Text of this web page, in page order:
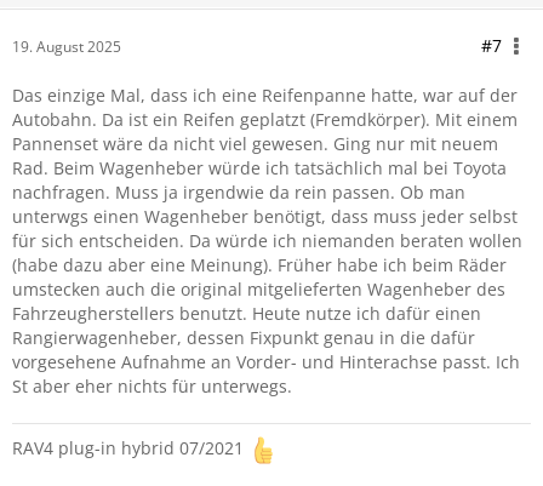
19. August 2025 #7
Das einzige Mal, dass ich eine Reifenpanne hatte, war auf der
Autobahn. Da ist ein Reifen geplatzt (Fremdkörper). Mit einem
Pannenset wäre da nicht viel gewesen. Ging nur mit neuem
Rad. Beim Wagenheber würde ich tatsächlich mal bei Toyota
nachfragen. Muss ja irgendwie da rein passen. Ob man
unterwgs einen Wagenheber benötigt, dass muss jeder selbst
für sich entscheiden. Da würde ich niemanden beraten wollen
(habe dazu aber eine Meinung). Früher habe ich beim Räder
umstecken auch die original mitgelieferten Wagenheber des
Fahrzeugherstellers benutzt. Heute nutze ich dafür einen
Rangierwagenheber, dessen Fixpunkt genau in die dafür
vorgesehene Aufnahme an Vorder- und Hinterachse passt. Ich
St aber eher nichts für unterwegs.
RAV4 plug-in hybrid 07/2021